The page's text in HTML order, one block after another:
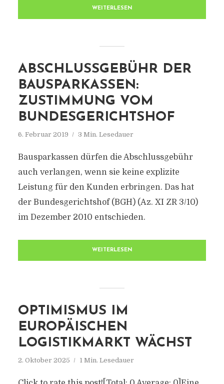
WEITERLESEN
ABSCHLUSSGEBÜHR DER
BAUSPARKASSEN:
ZUSTIMMUNG VOM
BUNDESGERICHTSHOF
6. Februar 2019 3 Min. Lesedauer
Bausparkassen dürfen die Abschlussgebühr
auch verlangen, wenn sie keine explizite
Leistung für den Kunden erbringen. Das hat
der Bundesgerichtshof (BGH) (Az. XI ZR 3/10)
im Dezember 2010 entschieden.
WEITERLESEN
OPTIMISMUS IM
EUROPÄISCHEN
LOGISTIKMARKT WÄCHST
2. Oktober 2025 1 Min. Lesedauer